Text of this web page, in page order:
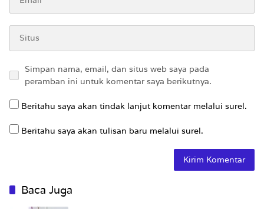
Simpan nama, email, dan situs web saya pada
peramban ini untuk komentar saya berikutnya.
Beritahu saya akan tindak lanjut komentar melalui surel.
Beritahu saya akan tulisan baru melalui surel.
Baca Juga